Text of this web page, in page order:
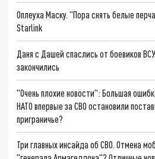
Оплеуха Маску. "Пора снять белые
Starlink
Даня с Дашей спаслись от боевиков
закончились
"Очень плохие новости": Большая
НАТО впервые за СВО остановили
приграничье?
Три главных инсайда об СВО. Отмена